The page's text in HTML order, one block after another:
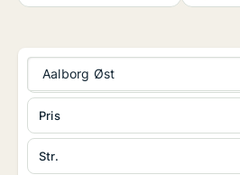
Aalborg Øst
Str.
Pris